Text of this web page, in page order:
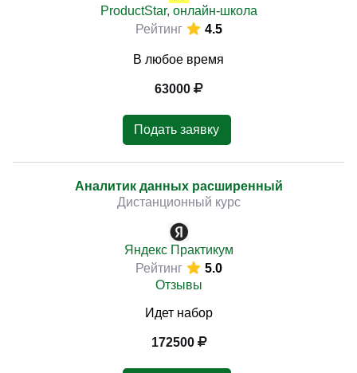
ProductStar, онлайн-школа
Рейтинг
4.5
В любое время
63000
Подать заявку
Аналитик данных расширенный
Дистанционный курс
Яндекс Практикум
Рейтинг
5.0
Отзывы
Идет набор
172500